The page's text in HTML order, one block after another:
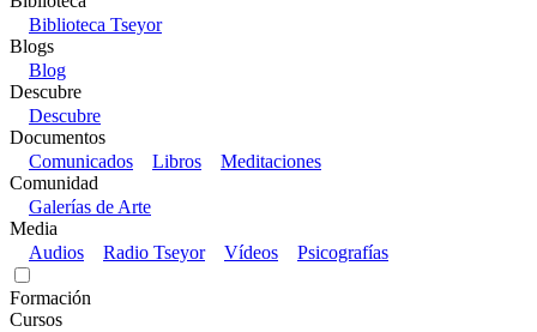
Biblioteca Tseyor
Blogs
Blog
Descubre
Descubre
Documentos
Comunicados
Libros
Meditaciones
Comunidad
Galerías de Arte
Media
Audios
Radio Tseyor Vídeos Psicografías
Formación
Cursos